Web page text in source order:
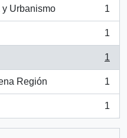
Urbanismo 1
1
1
Región 1
1